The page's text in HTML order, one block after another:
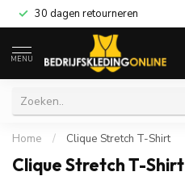
30 dagen retourneren
MENU
Home / Clique Stretch T-Shirt
Clique Stretch T-Shirt